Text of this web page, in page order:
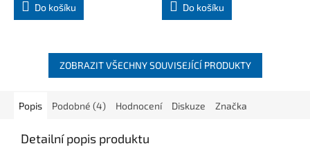
Do košíku Do košíku
ZOBRAZIT VŠECHNY SOUVISEJÍCÍ PRODUKTY
Popis Podobné (4) Hodnocení Diskuze Značka
Detailní popis produktu